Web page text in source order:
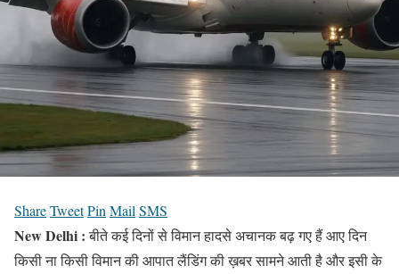
ShareTweetPin Mail SMS
New Delhi :बीते कई दिनों से विमान हादसे अचानक बढ़ गए हैं आए दिन
किसी ना किसी विमान की आपात लैंडिंग की ख़बर सामने आती है और इसी के